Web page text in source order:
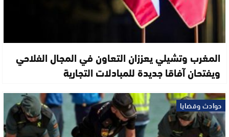
المغرب وتشيلي يعززان التعاون في المجال الفلاحي
ويفتحان آفاقا جديدة للمبادلات التجارية
حوادث وقضايا